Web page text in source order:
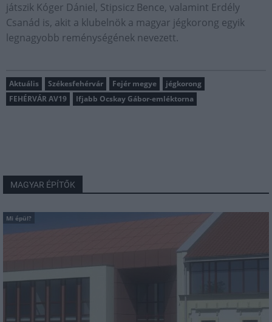
játszik Kóger Dániel, Stipsicz Bence, valamint Erdély
Csanád is, akit a klubelnök a magyar jégkorong egyik
legnagyobb reménységének nevezett.
Aktuális Székesfehérvár Fejér megye
jégkorong
FEHÉRVÁR AV19
Ifjabb Ocskay Gábor-emléktorna
MAGYAR ÉPÍTŐK
Mi épül?